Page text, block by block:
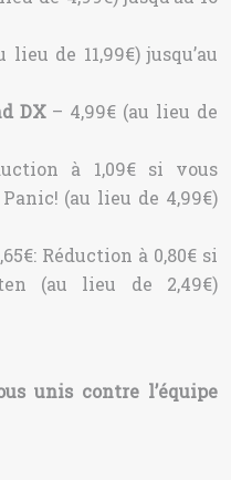
de 11,99€) jusqu’au
DX– 4,99€ (au lieu de
à 1,09€ si vous
(au lieu de 4,99€)
Réduction à 0,80€ si
(au lieu de 2,49€)
unis contre l’équipe